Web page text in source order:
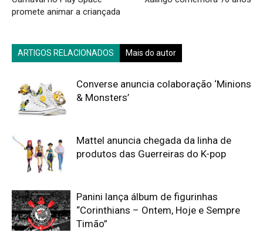
promete animar a criançada
ARTIGOS RELACIONADOS Mais do autor
Converse anuncia colaboração ‘Minions
& Monsters’
Mattel anuncia chegada da linha de
produtos das Guerreiras do K-pop
Panini lança álbum de figurinhas
“Corinthians – Ontem, Hoje e Sempre
Timão”